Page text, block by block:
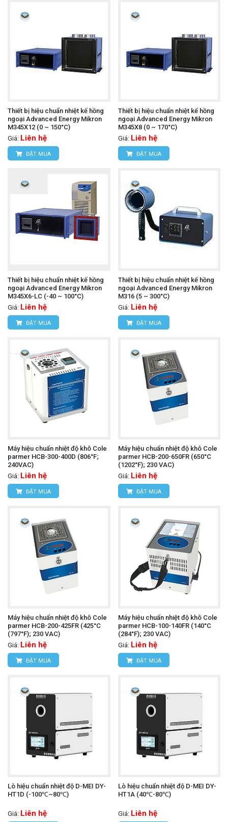
Thiết bị hiệu chuẩn nhiệt kế hồng
ngoại Advanced Energy Mikron
M345X12 (0 ~ 150°C)
Giá: Liên hệ
ĐẶT MUA
Thiết bị hiệu chuẩn nhiệt kế hồng
ngoại Advanced Energy Mikron
M345X8 (0 ~ 170°C)
Giá: Liên hệ
ĐẶT MUA
Thiết bị hiệu chuẩn nhiệt kế hồng
ngoại Advanced Energy Mikron
M345X6-LC (-40 ~ 100°C)
Giá: Liên hệ
ĐẶT MUA
Thiết bị hiệu chuẩn nhiệt kế hồng
ngoại Advanced Energy Mikron
M316 (5 ~ 300°C)
Giá: Liên hệ
ĐẶT MUA
Máy hiệu chuẩn nhiệt độ khô Cole
parmer HCB-300-400D (806°F;
240VAC)
Giá: Liên hệ
ĐẶT MUA
Máy hiệu chuẩn nhiệt độ khô Cole
parmer HCB-200-650FR (650°C
(1202°F); 230 VAC)
Giá: Liên hệ
ĐẶT MUA
Máy hiệu chuẩn nhiệt độ khô Cole
parmer HCB-200-425FR (425°C
(797°F); 230 VAC)
Giá: Liên hệ
ĐẶT MUA
Máy hiệu chuẩn nhiệt độ khô Cole
parmer HCB-100-140FR (140°C
(284°F); 230 VAC)
Giá: Liên hệ
ĐẶT MUA
Lò hiệu chuẩn nhiệt độ D-MEI DY-
HT1D (-100℃~80℃)
Giá: Liên hệ
Lò hiệu chuẩn nhiệt độ D-MEI DY-
HT1A (40℃-80℃)
Giá: Liên hệ